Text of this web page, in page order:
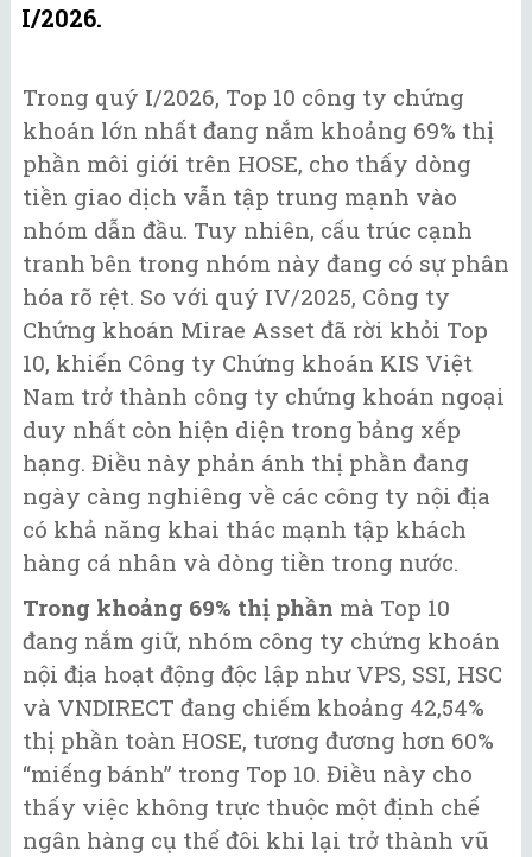
I/2026.
Trong quý I/2026, Top 10 công ty chứng
khoán lớn nhất đang nắm khoảng 69% thị
phần môi giới trên HOSE, cho thấy dòng
tiền giao dịch vẫn tập trung mạnh vào
nhóm dẫn đầu. Tuy nhiên, cấu trúc cạnh
tranh bên trong nhóm này đang có sự phân
hóa rõ rệt. So với quý IV/2025, Công ty
Chứng khoán Mirae Asset đã rời khỏi Top
10, khiến Công ty Chứng khoán KIS Việt
Nam trở thành công ty chứng khoán ngoại
duy nhất còn hiện diện trong bảng xếp
hạng. Điều này phản ánh thị phần đang
ngày càng nghiêng về các công ty nội địa
có khả năng khai thác mạnh tập khách
hàng cá nhân và dòng tiền trong nước.
Trong khoảng 69% thị phần mà Top 10
đang nắm giữ, nhóm công ty chứng khoán
nội địa hoạt động độc lập như VPS, SSI, HSC
và VNDIRECT đang chiếm khoảng 42,54%
thị phần toàn HOSE, tương đương hơn 60%
“miếng bánh” trong Top 10. Điều này cho
thấy việc không trực thuộc một định chế
ngân hàng cụ thể đôi khi lại trở thành vũ